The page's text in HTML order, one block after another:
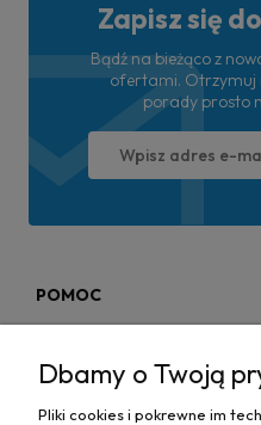
Zapisz się
Bądź na bieżąco z
ofertami. Otrzymuj
porady prosto
POMOC
Dbamy o Twoją
Pliki cookies i pokrewne im